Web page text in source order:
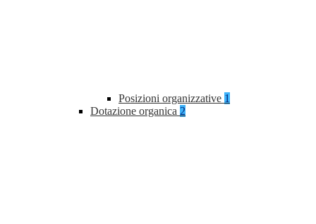
Posizioni organizzative 1
Dotazione organica 2